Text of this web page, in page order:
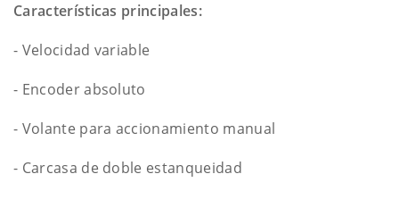
Características principales:
- Velocidad variable
- Encoder absoluto
- Volante para accionamiento manual
- Carcasa de doble estanqueidad